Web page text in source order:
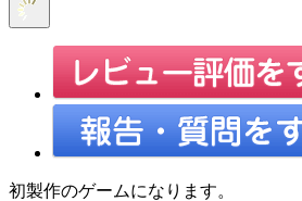
初製作のゲームになります。